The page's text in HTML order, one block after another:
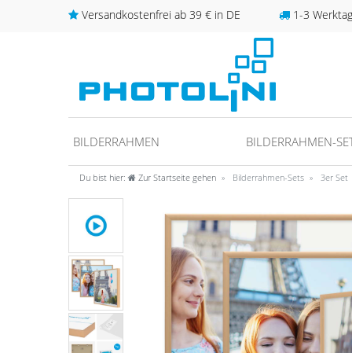
Versandkostenfrei ab 39 € in DE 1-3
BILDERRAHMEN BILDERRAHMEN-
Du bist hier: Zur Startseite gehen Bilderrahmen-Sets 3er Set
datenschutz